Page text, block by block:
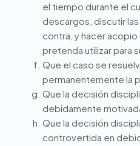
el tiempo durante el
descargos, discutir
contra, y hacer
pretenda utilizar para
Que el caso se
permanentemente la
Que la decisión
debidamente
Que la decisión
controvertida en